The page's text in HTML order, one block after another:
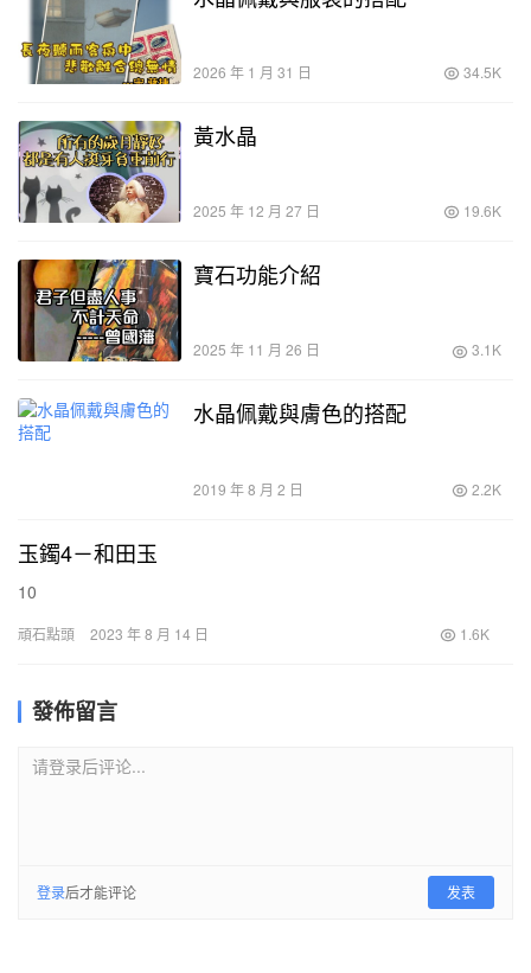
2026 年 1 月 31 日 34.5K
黃水晶
2025 年 12 月 27 日 19.6K
寶石功能介紹
2025 年 11 月 26 日 3.1K
水晶佩戴與膚色的搭配
2019 年 8 月 2 日 2.2K
玉鐲4－和田玉
10
頑石點頭 2023 年 8 月 14 日 1.6K
發佈留言
请登录后评论...
登录后才能评论 发表